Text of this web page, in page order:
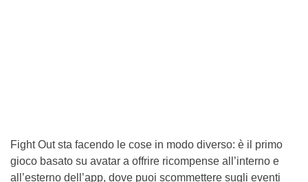
Fight Out sta facendo le cose in modo diverso: è il primo
gioco basato su avatar a offrire ricompense all’interno e
all’esterno dell’app, dove puoi scommettere sugli eventi